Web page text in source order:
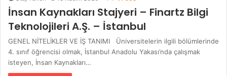
İnsan Kaynakları Stajyeri – Finartz Bilgi
Teknolojileri A.Ş. – İstanbul
GENEL NİTELİKLER VE İŞ TANIMI Üniversitelerin ilgili bölümlerinde
4. sınıf öğrencisi olmak, İstanbul Anadolu Yakası’nda çalışmak
isteyen, İnsan Kaynakları…